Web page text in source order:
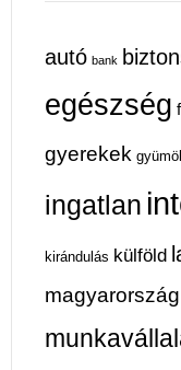
autó bank
egészség
gyerekek
ingatlan
kirándulás külföld
magyarország